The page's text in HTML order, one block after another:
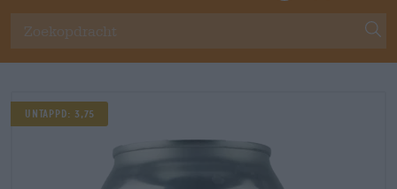
UNTAPPD: 3,75